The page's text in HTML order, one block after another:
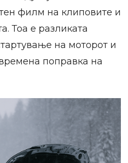
филм на клиповите и
Тоа е разликата
на моторот и
поправка на